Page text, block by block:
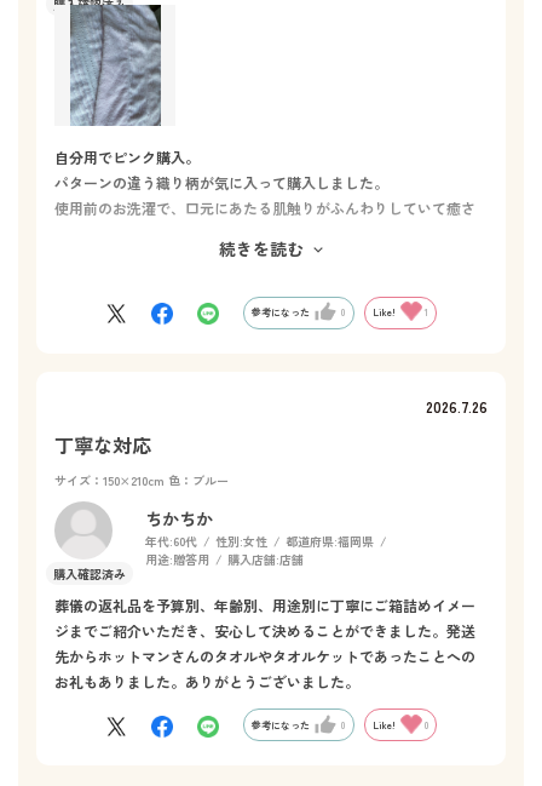
自分用でピンク購入。
パターンの違う織り柄が気に入って購入しました。
使用前のお洗濯で、口元にあたる肌触りがふんわりしていて癒さ
色のついたお花模様のタオルケットを探していてお値段が高く驚
シンプルなのにこだわりの素敵さがあって即決、やっぱりホット
もう一枚欲しいところ…
少しお値段が安いと良いなあ、という希望で星4つです
続きを読む
参考になった 0 Like! 1
2026.7.26
丁寧な対応
サイズ：150×210cm 色：ブルー
ちかちか
年代:60代 性別:女性 都道府県:福岡県
用途:贈答用 購入店舗:店舗
葬儀の返礼品を予算別、年齢別、用途別に丁寧にご箱詰めイメー
ジまでご紹介いただき、安心して決めることができました。発送
先からホットマンさんのタオルやタオルケットであったことへの
お礼もありました。ありがとうございました。
参考になった 0 Like! 0